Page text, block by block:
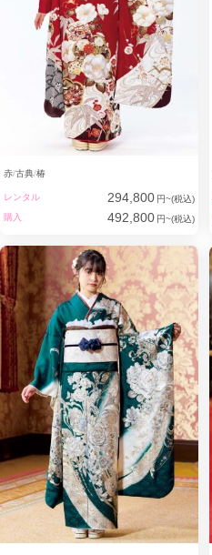
赤 古典 椿
レンタル 294,800 円~(税込)
購入
492,800 円~(税込)